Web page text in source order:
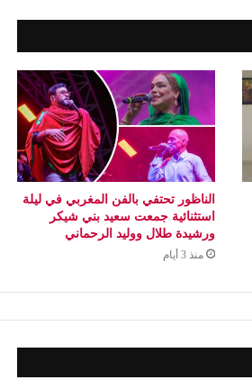
الناظور تحتفي بالفن المغربي في ليلة
استثنائية جمعت سعيد بني شيكر
ورشيدة طلال ووليد الرحماني
منذ 3 أيام